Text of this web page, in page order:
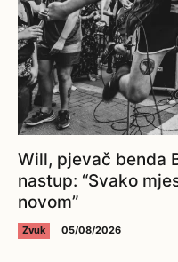
Will, pjevač benda
nastup: “Svako
novom”
Zvuk 05/08/2026